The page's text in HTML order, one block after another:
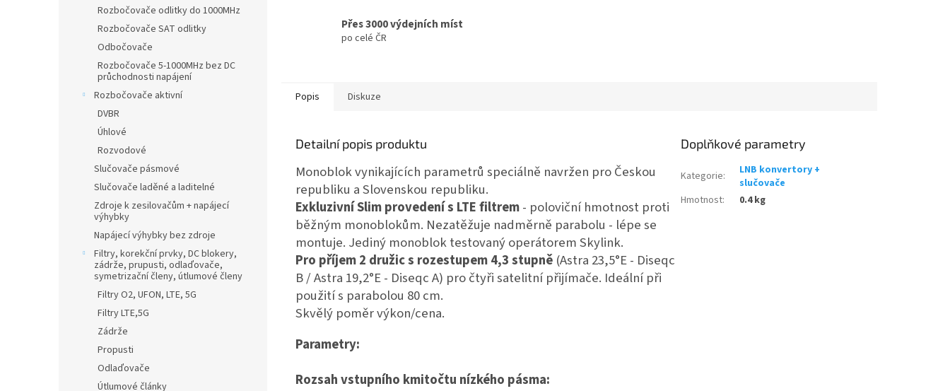
Rozbočovače odlitky do 1000MHz
Rozbočovače SAT odlitky
Odbočovače
Rozbočovače 5-1000MHz bez DC
průchodnosti napájení
Rozbočovače aktivní
DVBR
Úhlové
Rozvodové
Slučovače pásmové
Slučovače laděné a laditelné
Zdroje k zesilovačům + napájecí
výhybky
Napájecí výhybky bez zdroje
Filtry, korekční prvky, DC blokery,
zádrže, prupusti, odlaďovače,
symetrizační členy, útlumové členy
Filtry O2, UFON, LTE, 5G
Filtry LTE,5G
Zádrže
Propusti
Odlaďovače
Útlumové články
Přes 3000 výdejních míst
po celé ČR
Popis Diskuze
Detailní popis produktu
Monoblok vynikajících parametrů speciálně navržen pro Českou
republiku a Slovenskou republiku.
Exkluzivní Slim provedení s LTE filtrem- poloviční hmotnost proti
běžným monoblokům. Nezatěžuje nadměrně parabolu - lépe se
montuje. Jediný monoblok testovaný operátorem Skylink.
Pro příjem 2 družic s rozestupem 4,3 stupně (Astra 23,5°E - Diseqc
B / Astra 19,2°E - Diseqc A) pro čtyři satelitní přijímače. Ideální při
použití s parabolou 80 cm.
Skvělý poměr výkon/cena.
Parametry:
Rozsah vstupního kmitočtu nízkého pásma:
Doplňkové parametry
Kategorie:
LNB konvertory +
slučovače
Hmotnost: 0.4 kg